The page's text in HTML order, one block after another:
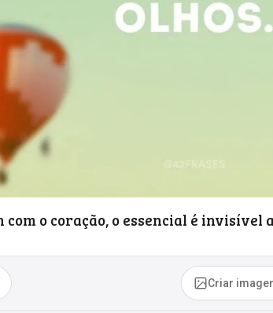
com o coração, o essencial é invisível
Criar